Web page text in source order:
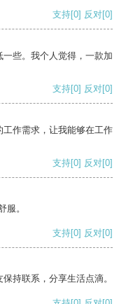
支持[0] 反对[0]
些。我个人觉得，一款加
支持[0] 反对[0]
作需求，让我能够在工作
支持[0] 反对[0]
服。
支持[0] 反对[0]
持联系，分享生活点滴。